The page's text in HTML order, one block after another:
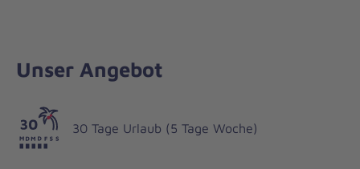
Unser Angebot
30 Tage Urlaub (5 Tage Woche)